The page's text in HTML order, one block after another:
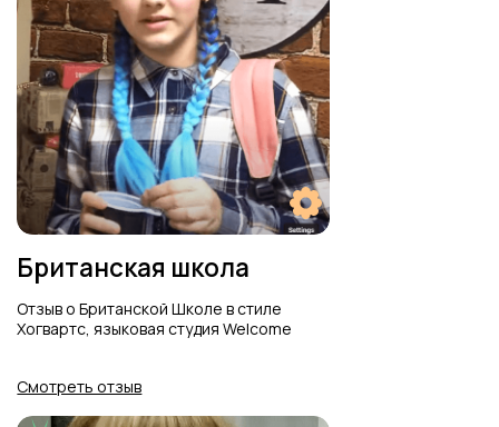
Напишите отзыв и
получите баллы
Welcome Bonus